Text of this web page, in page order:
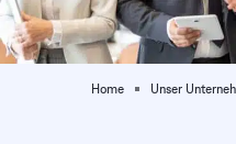
Home Unser